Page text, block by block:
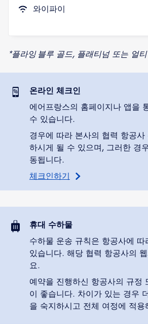
와이파이
*플라잉 블루 골드, 플래티넘 또는 얼
온라인 체크인
에어프랑스의 홈페이지나 앱을
수 있습니다.
경우에 따라 본사의 협력 항공사
하시게 될 수 있으며, 그러한 경
동됩니다.
체크인하기
휴대 수하물
수하물 운송 규칙은 항공사에 따
있습니다. 해당 협력 항공사의
요.
예약을 진행하신 항공사의 규정
이 좋습니다. 차이가 있는 경우
을 숙지하시고 전체 여정에 적용